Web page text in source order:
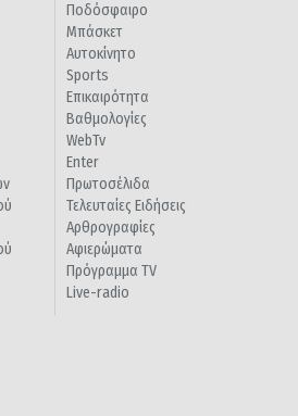
Ποδόσφαιρο
Μπάσκετ
Αυτοκίνητο
Sports
Επικαιρότητα
Βαθμολογίες
WebTv
Enter
Πρωτοσέλιδα
Τελευταίες Ειδήσεις
Αρθρογραφίες
Αφιερώματα
Πρόγραμμα TV
Live-radio